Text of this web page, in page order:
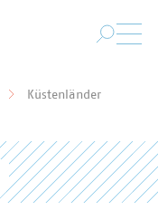
Küstenländer